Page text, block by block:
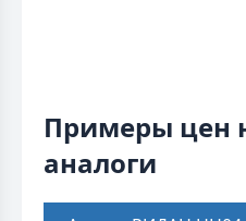
Примеры цен
аналоги